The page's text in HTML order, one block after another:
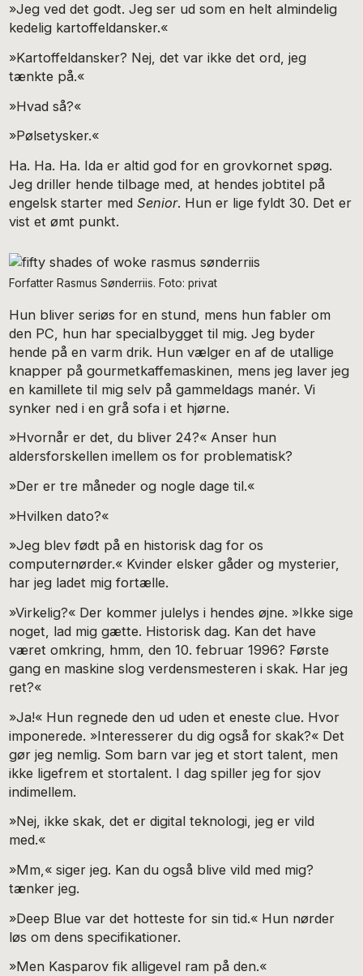
»Jeg ved det godt. Jeg ser ud som en helt almindelig
kede­lig kartoffeldansker.«
»Kartoffeldansker? Nej, det var ikke det ord, jeg
tænkte på.«
»Hvad så?«
»Pølsetysker.«
Ha. Ha. Ha. Ida er altid god for en grovkornet spøg.
Jeg driller hende tilbage med, at hendes jobtitel på
engelsk star­ter medSenior. Hun er lige fyldt 30. Det er
vist et ømt punkt.
Forfatter Rasmus Sønderriis. Foto: privat
Hun bliver seriøs for en stund, mens hun fabler om
den PC, hun har specialbygget til mig. Jeg byder
hende på en varm drik. Hun vælger en af de utallige
knapper på gour­metkaffemaskinen, mens jeg laver jeg
en kamillete til mig selv på gammeldags manér. Vi
synker ned i en grå sofa i et hjørne.
»Hvornår er det, du bliver 24?« Anser hun
aldersforskel­len imellem os for problematisk?
»Der er tre måneder og nogle dage til.«
»Hvilken dato?«
»Jeg blev født på en historisk dag for os
computernørder.« Kvinder elsker gåder og mysterier,
har jeg ladet mig fortælle.
»Virkelig?« Der kommer julelys i hendes øjne. »Ikke sige
noget, lad mig gætte. Historisk dag. Kan det have
været om­kring, hmm, den 10. februar 1996? Første
gang en maskine slog verdensmesteren i skak. Har jeg
ret?«
»Ja!« Hun regnede den ud uden et eneste clue. Hvor
im­ponerede. »Interesserer du dig også for skak?« Det
gør jeg nemlig. Som barn var jeg et stort talent, men
ikke ligefrem et stortalent. I dag spiller jeg for sjov
indimellem.
»Nej, ikke skak, det er digital teknologi, jeg er vild
med.«
»Mm,« siger jeg. Kan du også blive vild med mig?
tænker jeg.
»Deep Blue var det hotteste for sin tid.« Hun nørder
løs om dens specifikationer.
»Men Kasparov fik alligevel ram på den.«